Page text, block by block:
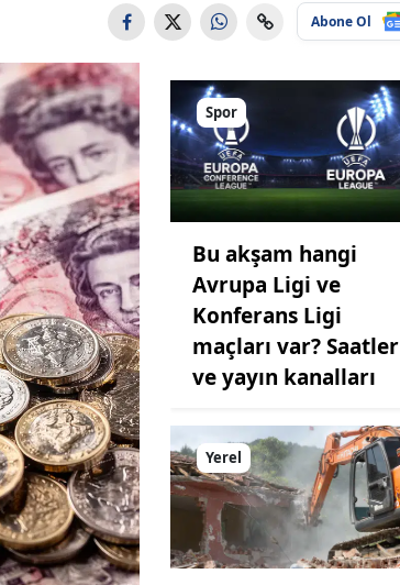
Abone Ol
Spor
Bu akşam hangi
Avrupa Ligi ve
Konferans Ligi
maçları var? Saatler
ve yayın kanalları
Yerel